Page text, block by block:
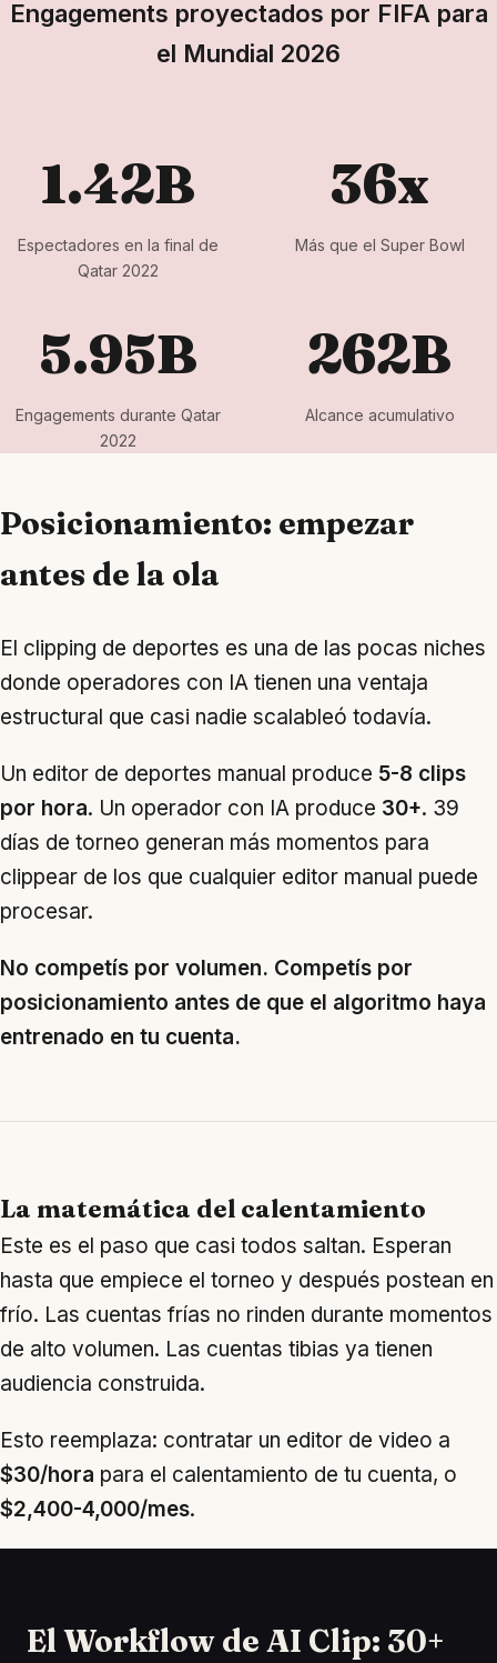
Engagements proyectados por FIFA para
el Mundial 2026
1.42B
Espectadores en la final de
Qatar 2022
36x
Más que el Super Bowl
5.95B
Engagements durante Qatar
2022
262B
Alcance acumulativo
Posicionamiento: empezar
antes de la ola
El clipping de deportes es una de las pocas niches
donde operadores con IA tienen una ventaja
estructural que casi nadie scalableó todavía.
Un editor de deportes manual produce 5-8 clips
por hora. Un operador con IA produce 30+. 39
días de torneo generan más momentos para
clippear de los que cualquier editor manual puede
procesar.
No competís por volumen. Competís por
posicionamiento antes de que el algoritmo haya
entrenado en tu cuenta.
La matemática del calentamiento
Este es el paso que casi todos saltan. Esperan
hasta que empiece el torneo y después postean en
frío. Las cuentas frías no rinden durante momentos
de alto volumen. Las cuentas tibias ya tienen
audiencia construida.
Esto reemplaza: contratar un editor de video a
$30/hora para el calentamiento de tu cuenta, o
$2,400-4,000/mes.
El Workflow de AI Clip: 30+